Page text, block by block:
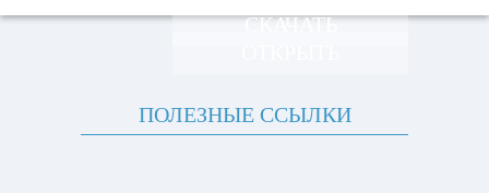
СКАЧАТЬ
ПОЛЕЗНЫЕ ССЫЛКИ